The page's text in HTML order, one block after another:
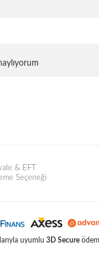
& EFT
Seçeneği
uyumlu 3D Secure